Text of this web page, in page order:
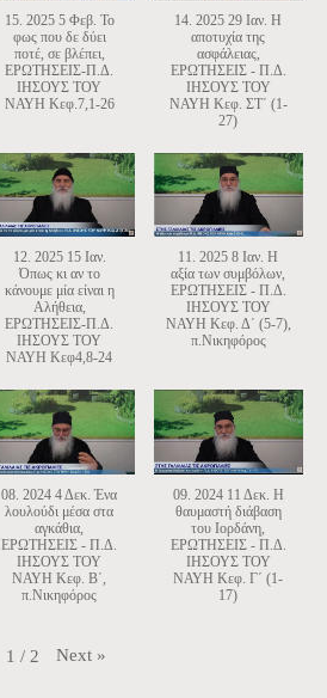
15. 2025 5 Φεβ. Το
φως που δε δύει
ποτέ, σε βλέπει,
ΕΡΩΤΗΣΕΙΣ-Π.Δ.
ΙΗΣΟΥΣ ΤΟΥ
ΝΑΥΗ Κεφ.7,1-26
14. 2025 29 Ιαν. Η
αποτυχία της
ασφάλειας,
ΕΡΩΤΗΣΕΙΣ - Π.Δ.
ΙΗΣΟΥΣ ΤΟΥ
ΝΑΥΗ Κεφ. ΣΤ΄ (1-
27)
12. 2025 15 Ιαν.
Όπως κι αν το
κάνουμε μία είναι η
Αλήθεια,
ΕΡΩΤΗΣΕΙΣ-Π.Δ.
ΙΗΣΟΥΣ ΤΟΥ
ΝΑΥΗ Κεφ4,8-24
11. 2025 8 Ιαν. Η
αξία των συμβόλων,
ΕΡΩΤΗΣΕΙΣ - Π.Δ.
ΙΗΣΟΥΣ ΤΟΥ
ΝΑΥΗ Κεφ. Δ΄ (5-7),
π.Νικηφόρος
08. 2024 4 Δεκ. Ένα
λουλούδι μέσα στα
αγκάθια,
ΕΡΩΤΗΣΕΙΣ - Π.Δ.
ΙΗΣΟΥΣ ΤΟΥ
ΝΑΥΗ Κεφ. Β΄,
π.Νικηφόρος
09. 2024 11 Δεκ. Η
θαυμαστή διάβαση
του Ιορδάνη,
ΕΡΩΤΗΣΕΙΣ - Π.Δ.
ΙΗΣΟΥΣ ΤΟΥ
ΝΑΥΗ Κεφ. Γ΄ (1-
17)
1 / 2 Next »